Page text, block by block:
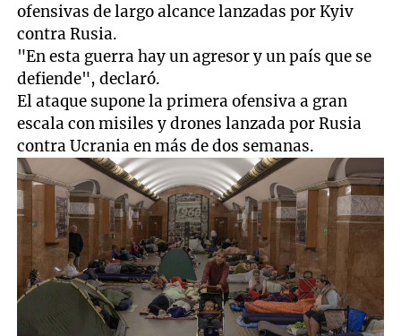
ofensivas de largo alcance lanzadas por Kyiv
contra Rusia.
"En esta guerra hay un agresor y un país que se
defiende", declaró.
El ataque supone la primera ofensiva a gran
escala con misiles y drones lanzada por Rusia
contra Ucrania en más de dos semanas.